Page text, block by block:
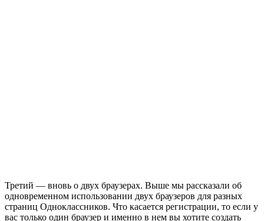
Третий — вновь о двух браузерах. Выше мы рассказали об
одновременном использовании двух браузеров для разных
страниц Одноклассников. Что касается регистрации, то если у
вас только один браузер и именно в нем вы хотите создать